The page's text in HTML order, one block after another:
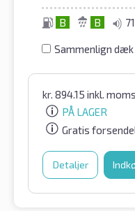
B B
Sammenlign dæk
kr. 894.15 inkl. moms
PÅ LAGER
Gratis
Detaljer